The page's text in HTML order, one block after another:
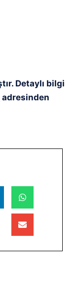
Detaylı bilgi
adresinden